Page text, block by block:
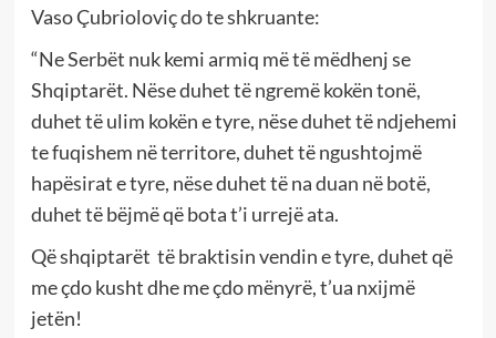
Vaso Çubrioloviç do te shkruante:
“Ne Serbët nuk kemi armiq më të mëdhenj se
Shqiptarët. Nëse duhet të ngremë kokën tonë,
duhet të ulim kokën e tyre, nëse duhet të ndjehemi
te fuqishem në territore, duhet të ngushtojmë
hapësirat e tyre, nëse duhet të na duan në botë,
duhet të bëjmë që bota t’i urrejë ata.
Që shqiptarët të braktisin vendin e tyre, duhet që
me çdo kusht dhe me çdo mënyrë, t’ua nxijmë
jetën!